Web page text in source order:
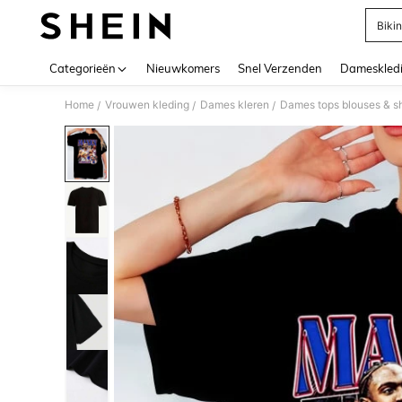
Categorieën Nieuwkomers Snel Verzenden
Home / Vrouwen kleding / Dames kleren / Dames tops blouses &